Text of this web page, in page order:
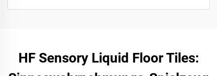
HF Sensory Liquid Floor Tiles: